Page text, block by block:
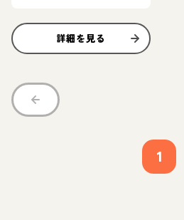
詳細を見る
1